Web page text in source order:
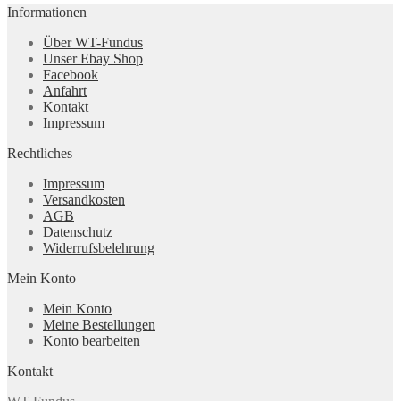
Informationen
Über WT-Fundus
Unser Ebay Shop
Facebook
Anfahrt
Kontakt
Impressum
Rechtliches
Impressum
Versandkosten
AGB
Datenschutz
Widerrufsbelehrung
Mein Konto
Mein Konto
Meine Bestellungen
Konto bearbeiten
Kontakt